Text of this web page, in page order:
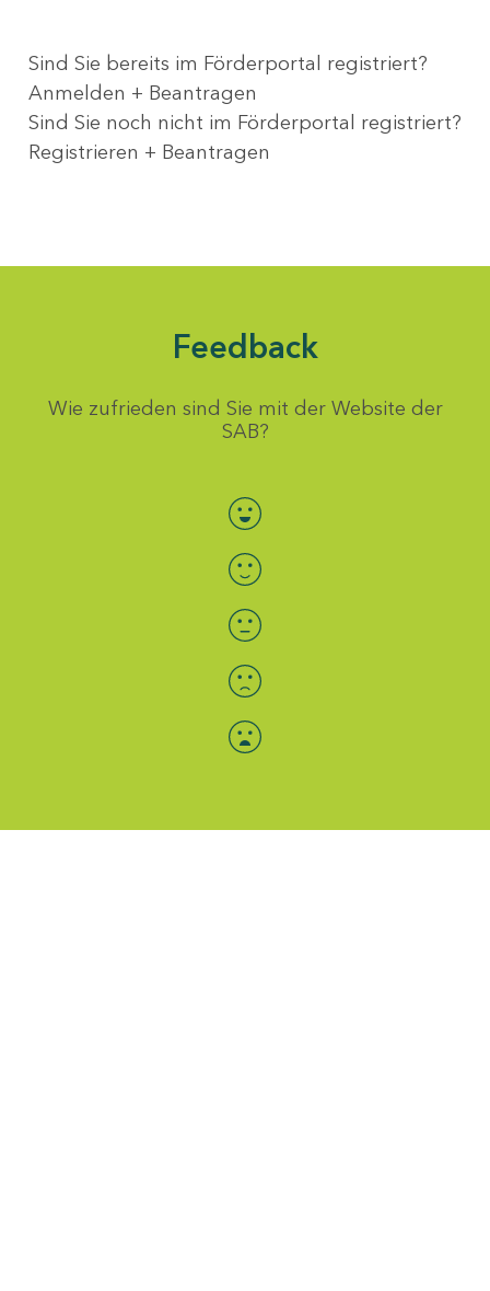
Sind Sie bereits im Förderportal registriert?
Anmelden + Beantragen
Sind Sie noch nicht im Förderportal registriert?
Registrieren + Beantragen
Feedback
Wie zufrieden sind Sie mit der Website der
SAB?
Bewertung auswählen